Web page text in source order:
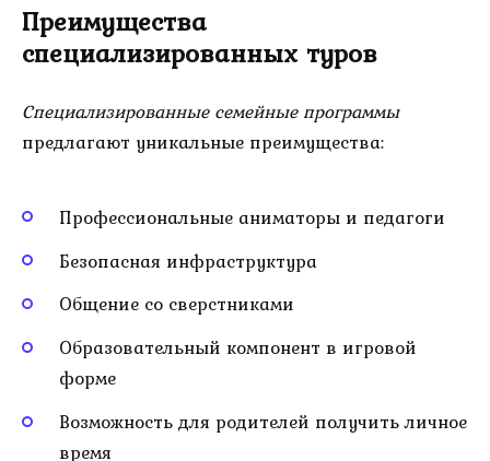
Преимущества
специализированных туров
Специализированные семейные программы
предлагают уникальные преимущества:
Профессиональные аниматоры и педагоги
Безопасная инфраструктура
Общение со сверстниками
Образовательный компонент в игровой
форме
Возможность для родителей получить личное
время